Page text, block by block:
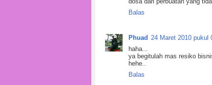
Balas
Phuad 24 Maret 2010 pukul
haha...
ya begitulah mas resiko
hehe..
Balas